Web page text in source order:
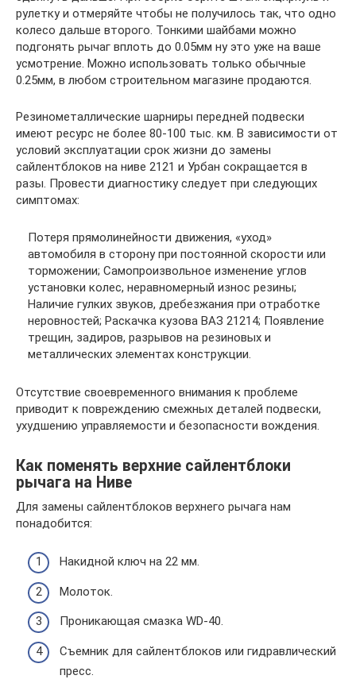
рулетку и отмеряйте чтобы не получилось так, что одно
колесо дальше второго. Тонкими шайбами можно
подгонять рычаг вплоть до 0.05мм ну это уже на ваше
усмотрение. Можно использовать только обычные
0.25мм, в любом строительном магазине продаются.
Резинометаллические шарниры передней подвески
имеют ресурс не более 80-100 тыс. км. В зависимости от
условий эксплуатации срок жизни до замены
сайлентблоков на ниве 2121 и Урбан сокращается в
разы. Провести диагностику следует при следующих
симптомах:
Потеря прямолинейности движения, «уход»
автомобиля в сторону при постоянной скорости или
торможении; Самопроизвольное изменение углов
установки колес, неравномерный износ резины;
Наличие гулких звуков, дребезжания при отработке
неровностей; Раскачка кузова ВАЗ 21214; Появление
трещин, задиров, разрывов на резиновых и
металлических элементах конструкции.
Отсутствие своевременного внимания к проблеме
приводит к повреждению смежных деталей подвески,
ухудшению управляемости и безопасности вождения.
Как поменять верхние сайлентблоки
рычага на Ниве
Для замены сайлентблоков верхнего рычага нам
понадобится:
Накидной ключ на 22 мм.
Молоток.
Проникающая смазка WD-40.
Съемник для сайлентблоков или гидравлический
пресс.